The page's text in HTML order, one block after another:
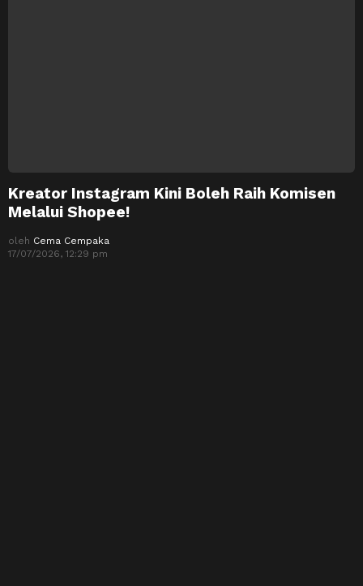
Kreator Instagram Kini Boleh Raih Komisen
Melalui Shopee!
oleh Cema Cempaka
17/07/2026, 12:29 pm